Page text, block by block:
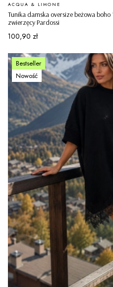
Tunika damska oversize beżowa
zwierzęcy Pardossi
PRODUCENT
ACQUA & LIMONE
Cena
100,90 zł
Bestseller
Nowość